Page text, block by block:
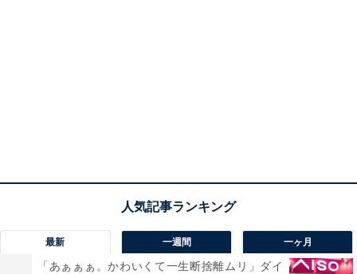
最新 一週間 一ヶ月
「あぁぁぁ。かわいくて一生断捨離ムリ」ダイ